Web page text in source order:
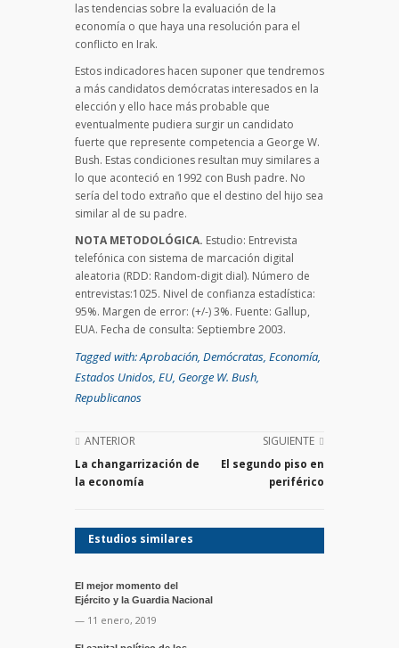
las tendencias sobre la evaluación de la
economía o que haya una resolución para el
conflicto en Irak.
Estos indicadores hacen suponer que tendremos
a más candidatos demócratas interesados en la
elección y ello hace más probable que
eventualmente pudiera surgir un candidato
fuerte que represente competencia a George W.
Bush. Estas condiciones resultan muy similares a
lo que aconteció en 1992 con Bush padre. No
sería del todo extraño que el destino del hijo sea
similar al de su padre.
NOTA METODOLÓGICA. Estudio: Entrevista
telefónica con sistema de marcación digital
aleatoria (RDD: Random-digit dial). Número de
entrevistas:1025. Nivel de confianza estadística:
95%. Margen de error: (+/-) 3%. Fuente: Gallup,
EUA. Fecha de consulta: Septiembre 2003.
Tagged with:Aprobación, Demócratas, Economía,
Estados Unidos, EU, George W. Bush,
Republicanos
ANTERIOR
La changarrización de
la economía
SIGUIENTE
El segundo piso en
periférico
Estudios similares
El mejor momento del
Ejército y la Guardia Nacional
— 11 enero, 2019